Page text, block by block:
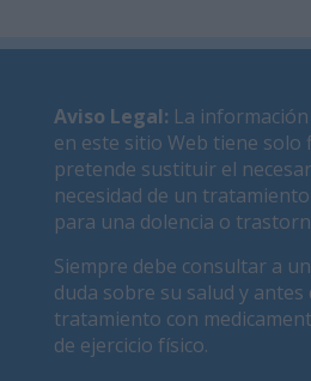
Aviso Legal: La
en este sitio Web tiene solo
pretende sustituir el
necesidad de un
para una dolencia o
Siempre debe consultar a
duda sobre su salud y
tratamiento con
de ejercicio físico.